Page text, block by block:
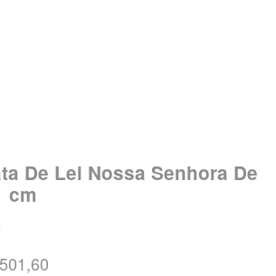
De Lei Nossa Senhora De
cm